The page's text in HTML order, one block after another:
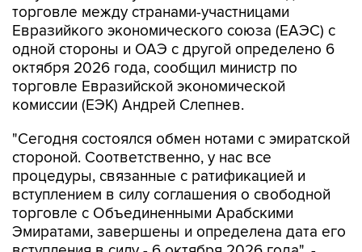
торговле между странами-участницами
Евразийкого экономического союза (ЕАЭС) с
одной стороны и ОАЭ с другой определено 6
октября 2026 года, сообщил министр по
торговле Евразийской экономической
комиссии (ЕЭК) Андрей Слепнев.
"Сегодня состоялся обмен нотами с эмиратской
стороной. Соответственно, у нас все
процедуры, связанные с ратификацией и
вступлением в силу соглашения о свободной
торговле с Объединенными Арабскими
Эмиратами, завершены и определена дата его